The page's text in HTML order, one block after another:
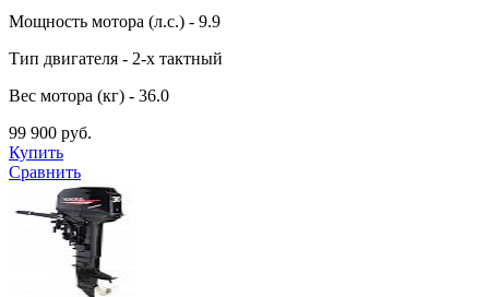
Мощность мотора (л.с.) - 9.9
Тип двигателя - 2-х тактный
Вес мотора (кг) - 36.0
99 900 руб.
Купить
Сравнить